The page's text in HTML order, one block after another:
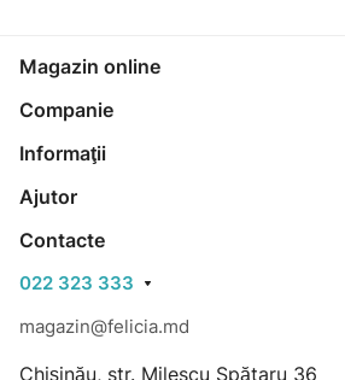
Magazin online
Companie
Informaţii
Ajutor
Contacte
022 323 333
magazin@felicia.md
Chișinău, str. Milescu Spătaru 36